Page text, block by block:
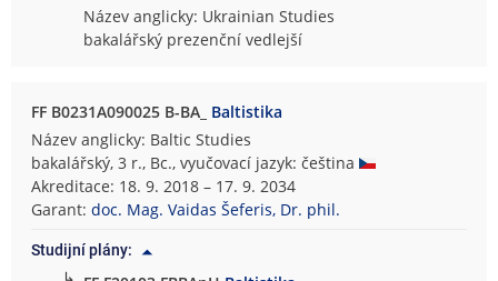
Název anglicky: Ukrainian Studies
bakalářský prezenční vedlejší
FF B0231A090025 B-BA_ Baltistika
Název anglicky: Baltic Studies
bakalářský, 3 r., Bc., vyučovací jazyk: čeština
Akreditace: 18. 9. 2018 – 17. 9. 2034
Garant:doc. Mag. Vaidas Šeferis, Dr. phil.
Studijní plány: